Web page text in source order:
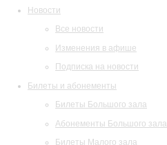
Новости
Все новости
Изменения в афише
Подписка на новости
Билеты и абонементы
Билеты Большого зала
Абонементы Большого зала
Билеты Малого зала